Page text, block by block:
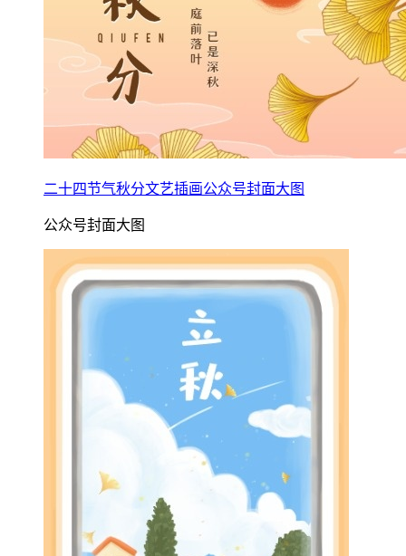
二十四节气秋分文艺插画公众号封面大图
公众号封面大图